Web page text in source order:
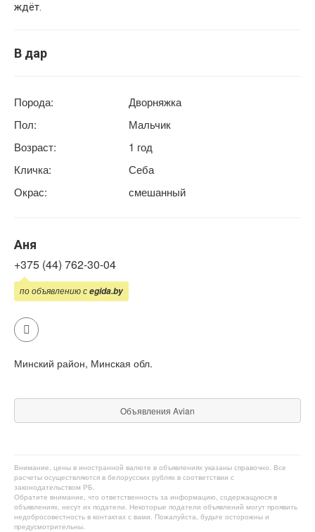
ждёт.
В дар
Порода:
Дворняжка
Пол:
Мальчик
Возраст:
1 год
Кличка:
Себа
Окрас:
смешанный
Аня
+375 (44) 762-30-04
по объявлению сegida.by
Минский район, Минская обл.
Объявления Avian
Внимание, цены в иностранной валюте в объявлениях указаны справочно. Все
расчеты осуществляются в белорусских рублях в соответствии с
законодательством РБ.
Обратите внимание, что ответственность за информацию, содержащуюся в
объявлениях, несут их податели. Некоторые податели объявлений могут проявить
недобросовестность в контактах с вами. Пожалуйста, будьте осторожны и
предусмотрительны.